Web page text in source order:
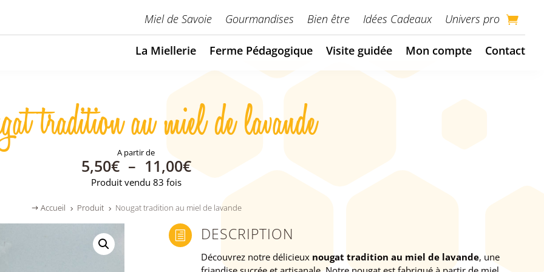
Miel de Savoie Gourmandises Bien être Idées Cadeaux Univers pro
La Miellerie Ferme Pédagogique Visite guidée Mon compte Contact
tradition au miel de lavande
5,50€ – 11,00€PLAGE
DE
5,50€
11,00€
Produit vendu 83 fois
$ Accueil 5 Produit 5 Nougat tradition au miel de lavande
h DESCRIPTION
Découvrez notre délicieux nougat tradition au miel de lavande, une